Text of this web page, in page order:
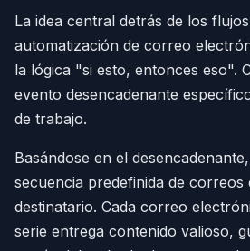
La idea central detrás de los
automatización de correo
la lógica "si esto, entonces eso".
evento desencadenante
de trabajo.
Basándose en el
secuencia predefinida de correos
destinatario. Cada correo
serie entrega contenido valioso,